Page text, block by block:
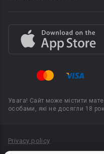
Увага! Сайт може містити
особами, які не досягли 18
Privacy policy